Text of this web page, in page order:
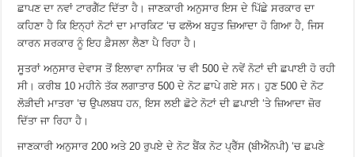
ਛਾਪਣ ਦਾ ਨਵਾਂ ਟਾਰਗੈੱਟ ਦਿੱਤਾ ਹੈ। ਜਾਣਕਾਰੀ ਅਨੁਸਾਰ ਇਸ ਦੇ ਪਿੱਛੇ ਸਰਕਾਰ ਦਾ
ਕਹਿਣਾ ਹੈ ਕਿ ਇਨ੍ਹਾਂ ਨੋਟਾਂ ਦਾ ਮਾਰਕਿਟ ‘ਚ ਫਲੋਅ ਬਹੁਤ ਜ਼ਿਆਦਾ ਹੋ ਗਿਆ ਹੈ, ਜਿਸ
ਕਾਰਨ ਸਰਕਾਰ ਨੂੰ ਇਹ ਫ਼ੈਸਲਾ ਲੈਣਾ ਪੈ ਰਿਹਾ ਹੈ।
ਸੂਤਰਾਂ ਅਨੁਸਾਰ ਦੇਵਾਸ ਤੋਂ ਇਲਾਵਾ ਨਾਸਿਕ ‘ਚ ਵੀ 500 ਦੇ ਨਵੇਂ ਨੋਟਾਂ ਦੀ ਛਪਾਈ ਹੋ ਰਹੀ
ਸੀ। ਕਰੀਬ 10 ਮਹੀਨੇ ਤੱਕ ਲਗਾਤਾਰ 500 ਦੇ ਨੋਟ ਛਾਪੇ ਗਏ ਸਨ। ਹੁਣ 500 ਦੇ ਨੋਟ
ਲੋੜੀਦੀ ਮਾਤਰਾ ‘ਚ ਉਪਲਬਧ ਹਨ, ਇਸ ਲਈ ਛੋਟੇ ਨੋਟਾਂ ਦੀ ਛਪਾਈ ‘ਤੇ ਜ਼ਿਆਦਾ ਜ਼ੋਰ
ਦਿੱਤਾ ਜਾ ਰਿਹਾ ਹੈ।
ਜਾਣਕਾਰੀ ਅਨੁਸਾਰ 200 ਅਤੇ 20 ਰੁਪਏ ਦੇ ਨੋਟ ਬੈਂਕ ਨੋਟ ਪ੍ਰੈੱਸ (ਬੀਐੱਨਪੀ) ‘ਚ ਛਪਣੇ